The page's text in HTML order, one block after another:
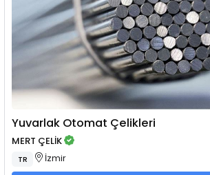
Yuvarlak Otomat Çelikleri
MERT ÇELİK
TR İzmir